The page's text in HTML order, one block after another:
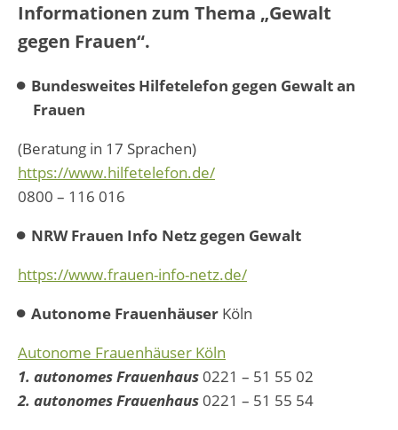
Informationen zum Thema „Gewalt
gegen Frauen“.
Bundesweites Hilfetelefon gegen Gewalt an
Frauen
(Beratung in 17 Sprachen)
https://www.hilfetelefon.de/
0800 – 116 016
NRW Frauen Info Netz gegen Gewalt
https://www.frauen-info-netz.de/
Autonome Frauenhäuser Köln
Autonome Frauenhäuser Köln
1. autonomes Frauenhaus0221 – 51 55 02
2. autonomes Frauenhaus0221 – 51 55 54